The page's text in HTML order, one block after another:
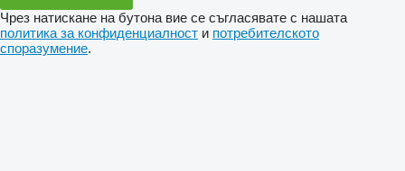
Чрез натискане на бутона вие се съгласявате с нашата
политика за конфиденциалност и потребителското
споразумение.